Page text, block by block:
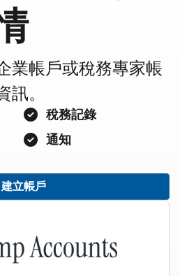
業帳戶或稅務專家帳
。
稅務記錄
通知
建立帳戶